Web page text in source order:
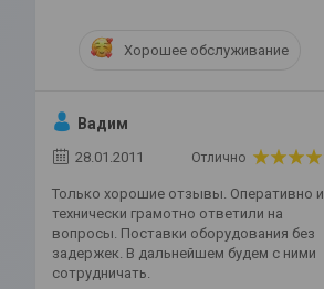
Хорошее обслуживание
Вадим
28.01.2011 Отлично
Только хорошие отзывы. Оперативно и
технически грамотно ответили на
вопросы. Поставки оборудования без
задержек. В дальнейшем будем с ними
сотрудничать.